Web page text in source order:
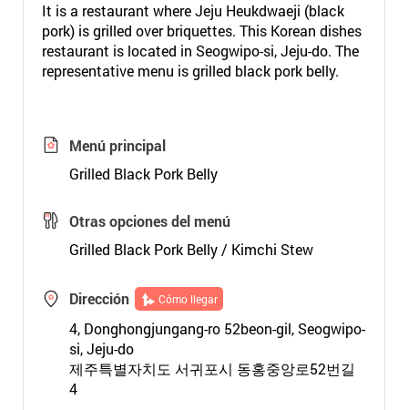
It is a restaurant where Jeju Heukdwaeji (black
pork) is grilled over briquettes. This Korean dishes
restaurant is located in Seogwipo-si, Jeju-do. The
representative menu is grilled black pork belly.
Menú principal
Grilled Black Pork Belly
Otras opciones del menú
Grilled Black Pork Belly / Kimchi Stew
Dirección Cómo llegar
4, Donghongjungang-ro 52beon-gil, Seogwipo-
si, Jeju-do
제주특별자치도 서귀포시 동홍중앙로52번길
4